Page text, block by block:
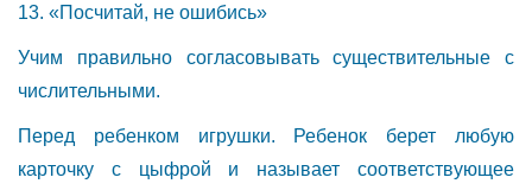
13. «Посчитай, не ошибись»
Учим правильно согласовывать существительные с
числительными.
Перед ребенком игрушки. Ребенок берет любую
карточку с цыфрой и называет соответствующее